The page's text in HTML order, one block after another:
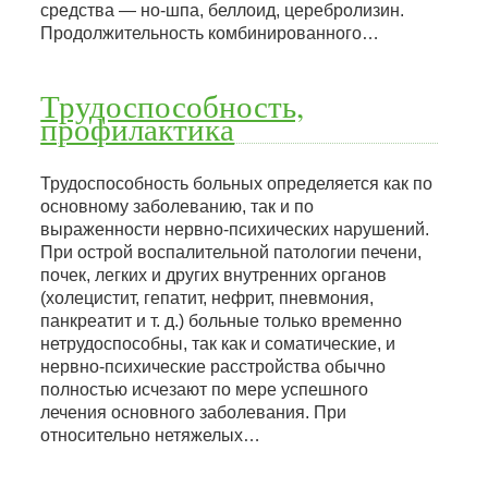
средства — но-шпа, беллоид, церебролизин.
Продолжительность комбинированного…
Трудоспособность,
профилактика
Трудоспособность больных определяется как по
основному заболеванию, так и по
выраженности нервно-психических нарушений.
При острой воспалительной патологии печени,
почек, легких и других внутренних органов
(холецистит, гепатит, нефрит, пневмония,
панкреатит и т. д.) больные только временно
нетрудоспособны, так как и соматические, и
нервно-психические расстройства обычно
полностью исчезают по мере успешного
лечения основного заболевания. При
относительно нетяжелых…